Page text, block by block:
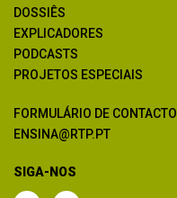
DOSSIÊS
EXPLICADORES
PODCASTS
PROJETOS ESPECIAIS
FORMULÁRIO DE CONTACTO
ENSINA@RTP.PT
SIGA-NOS